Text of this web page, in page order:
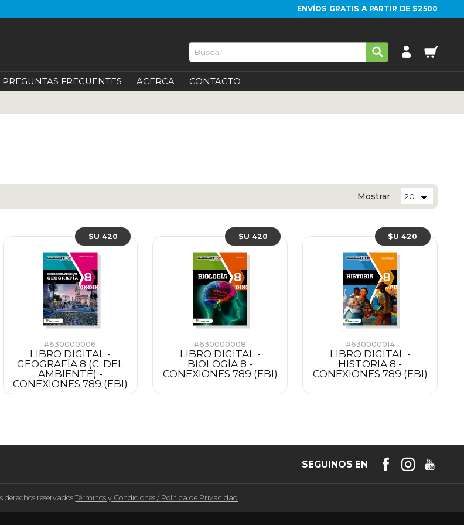
ENVÍOS GRATIS A PARTIR DE $2500
PREGUNTAS FRECUENTES ACERCA CONTACTO
Mostrar
#630000006
LIBRO DIGITAL -
GEOGRAFÍA 8 (C. DEL
AMBIENTE) -
CONEXIONES 789 (EBI)
$U 420
#630000008
LIBRO DIGITAL -
BIOLOGÍA 8 -
CONEXIONES 789 (EBI)
$U 420
#630000014
LIBRO DIGITAL -
HISTORIA 8 -
CONEXIONES 789 (EBI)
$U 420
SEGUINOS EN
derechos reservadosTérminos y Condiciones / Política de Privacidad